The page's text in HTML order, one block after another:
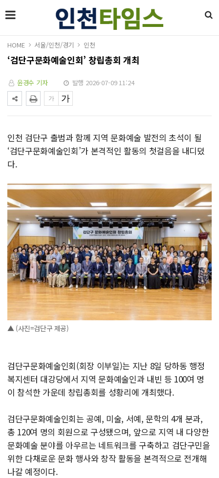
HOME 서울/인천/경기 인천
‘검단구문화예술인회’ 창립총회 개최
윤경수 기자 발행 2026-07-09 11:24
인천 검단구 출범과 함께 지역 문화예술 발전의 초석이 될
‘검단구문화예술인회’가 본격적인 활동의 첫걸음을 내디뎠
다.
▲ (사진=검단구 제공)
검단구문화예술인회(회장 이부일)는 지난 8일 당하동 행정
복지센터 대강당에서 지역 문화예술인과 내빈 등 100여 명
이 참석한 가운데 창립총회를 성황리에 개최했다.
검단구문화예술인회는 공예, 미술, 서예, 문학의 4개 분과,
총 120여 명의 회원으로 구성됐으며, 앞으로 지역 내 다양한
문화예술 분야를 아우르는 네트워크를 구축하고 검단구민을
위한 다채로운 문화 행사와 창작 활동을 본격적으로 전개해
나갈 예정이다.